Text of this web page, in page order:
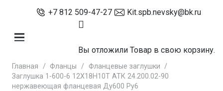
+7 812 509-47-27 Kit.spb.nevsky@bk.ru
Вы отложилиТовар в свою корзину.
Главная / Фланцы / Фланцевые заглушки /
Заглушка 1-600-6 12Х18Н10Т АТК 24.200.02-90
нержавеющая фланцевая Ду600 Ру6